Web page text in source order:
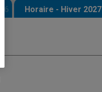
Horaire - Hiver 2027